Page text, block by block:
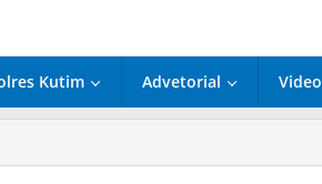
Kutim Advetorial Video